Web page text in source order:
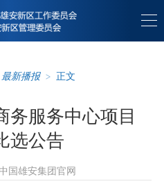
最新播报 > 正文
务服务中心项目
选公告
中国雄安集团官网